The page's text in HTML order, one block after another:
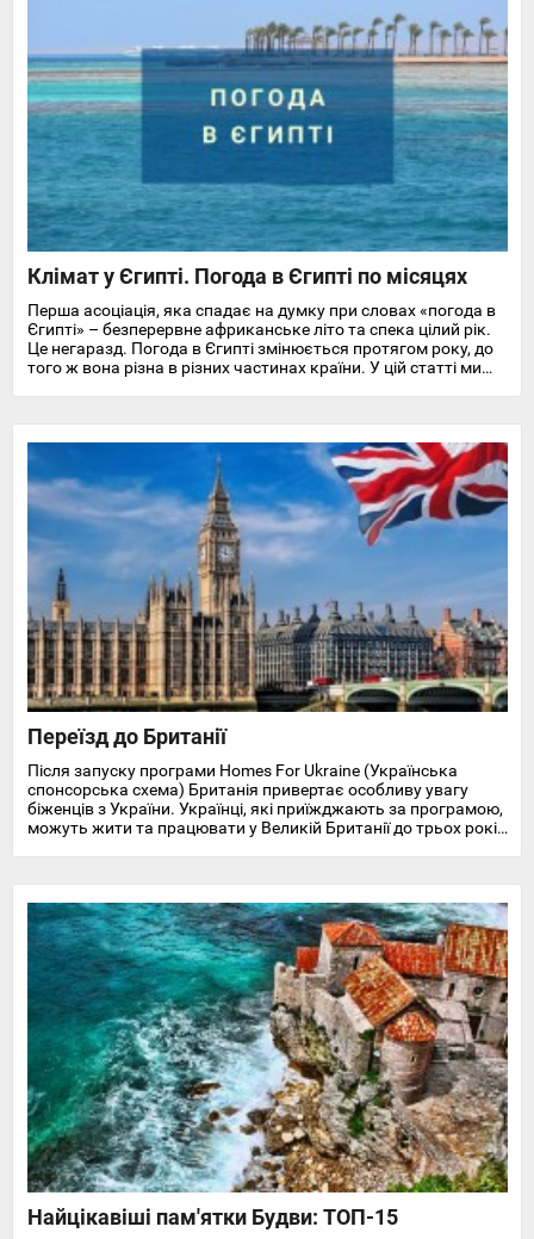
Клімат у Єгипті. Погода в Єгипті по місяцях
Перша асоціація, яка спадає на думку при словах «погода в
Єгипті» – безперервне африканське літо та спека цілий рік.
Це негаразд. Погода в Єгипті змінюється протягом року, до
того ж вона різна в різних частинах країни. У цій статті ми
Червоного моря.
Переїзд до Британії
Після запуску програми Homes For Ukraine (Українська
спонсорська схема) Британія привертає особливу увагу
біженців з України. Українці, які приїжджають за програмою,
можуть жити та працювати у Великій Британії до трьох років
Найцікавіші пам'ятки Будви: ТОП-15